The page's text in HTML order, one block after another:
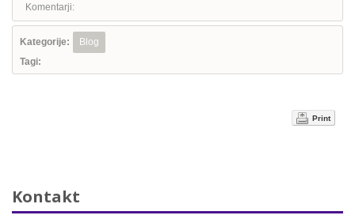
Komentarji:
Kategorije:
Blog
Tagi:
Print
Kontakt